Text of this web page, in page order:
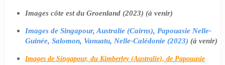
Images côte est du Groenland (2023) (à venir)
Images de Singapour, Australie (Cairns), Papouasie Nelle-
Guinée, Salomon, Vanuatu, Nelle-Calédonie (2023) (à venir)
Images de Singapour, du Kimberley (Australie), de Papouasie